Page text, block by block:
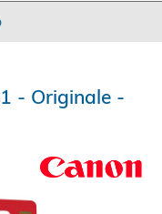
- Originale -